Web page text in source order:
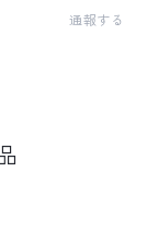
通報する